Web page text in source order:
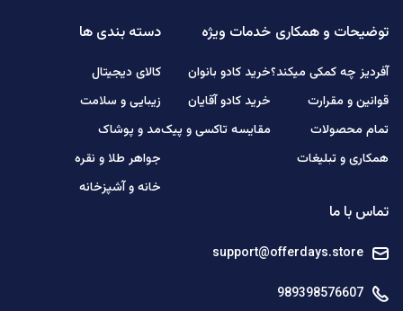
توضیحات و همکاری
آفردیز چه کمکی میکند؟
قوانین و مقرارت
تمام محصولات
همکاری و تبلیغات
خدمات ویژه
خرید کادو بانوان
خرید کادو آقایان
مقایسه تاکسی و پیک
دسته بندی ها
کالای دیجیتال
زیبایی و سلامت
مد و پوشاک
جواهر طلا و نقره
خانه و آشپزخانه
تماس با ما
support@offerdays.store
989398576607